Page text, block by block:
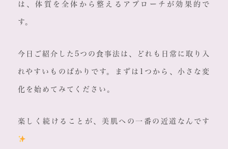
は、体質を全体から整えるアプローチが効果的で
す。
今日ご紹介した5つの食事法は、どれも日常に取り入
れやすいものばかりです。まずは1つから、小さな変
化を始めてみてください。
楽しく続けることが、美肌への一番の近道なんです